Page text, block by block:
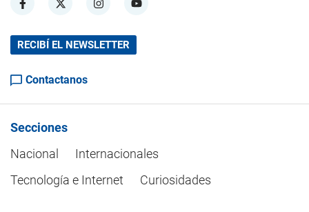
RECIBÍ EL NEWSLETTER
Contactanos
Secciones
Nacional
Internacionales
Tecnología e Internet
Curiosidades